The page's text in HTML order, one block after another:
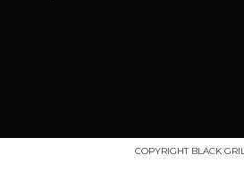
COPYRIGHT BLACK